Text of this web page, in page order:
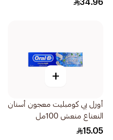
34.96
+
أورل بي كومبليت معجون أسنان
النعناع منعش 100مل
15.05